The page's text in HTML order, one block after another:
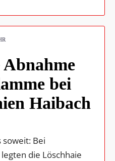
bei
Haibach
soweit: Bei
die Löschhaie